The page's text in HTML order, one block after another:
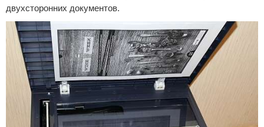
двухсторонних документов.